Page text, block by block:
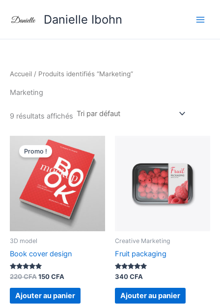
Danielle Ibohn
Accueil / Produits identifiés “Marketing”
Marketing
9 résultats affichés
Promo !
3D model
Book cover design
Note
5.00
sur 5
220CFA
prix
initial
était :
220 CFA.
150CFA
prix
est :
150 CFA.
Ajouter au panier
Creative Marketing
Fruit packaging
Note
5.00
sur 5
340CFA
Ajouter au panier